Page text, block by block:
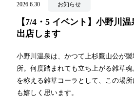
2026.6.30 お知らせ
【7/4・5 イベント】小野川
出店します
小野川温泉は、かつて上杉鷹山公が
所。何度踏まれても立ち上がる雑草
を称える雑草コーラとして、この場
も嬉しく思います。